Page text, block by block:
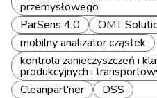
przemysłowego
ParSens 4.0
OMT
mobilny analizator cząstek
kontrola zanieczyszczeń i
produkcyjnych i
Cleanpart'ner
DSS